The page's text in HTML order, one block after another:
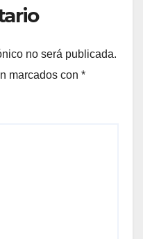
no será publicada.
marcados con *